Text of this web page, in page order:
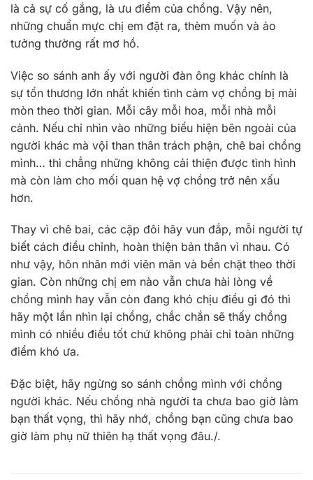
là cả sự cố gắng, là ưu điểm của chồng. Vậy nên,
những chuẩn mực chị em đặt ra, thèm muốn và ảo
tưởng thường rất mơ hồ.
Việc so sánh anh ấy với người đàn ông khác chính là
sự tổn thương lớn nhất khiến tình cảm vợ chồng bị mài
mòn theo thời gian. Mỗi cây mỗi hoa, mỗi nhà mỗi
cảnh. Nếu chỉ nhìn vào những biểu hiện bên ngoài của
người khác mà vội than thân trách phận, chê bai chồng
mình… thì chẳng những không cải thiện được tình hình
mà còn làm cho mối quan hệ vợ chồng trở nên xấu
hơn.
Thay vì chê bai, các cặp đôi hãy vun đắp, mỗi người tự
biết cách điều chỉnh, hoàn thiện bản thân vì nhau. Có
như vậy, hôn nhân mới viên mãn và bền chặt theo thời
gian. Còn những chị em nào vẫn chưa hài lòng về
chồng mình hay vẫn còn đang khó chịu điều gì đó thì
hãy một lần nhìn lại chồng, chắc chắn sẽ thấy chồng
mình có nhiều điều tốt chứ không phải chỉ toàn những
điểm khó ưa.
Đặc biệt, hãy ngừng so sánh chồng mình với chồng
người khác. Nếu chồng nhà người ta chưa bao giờ làm
bạn thất vọng, thì hãy nhớ, chồng bạn cũng chưa bao
giờ làm phụ nữ thiên hạ thất vọng đâu./.